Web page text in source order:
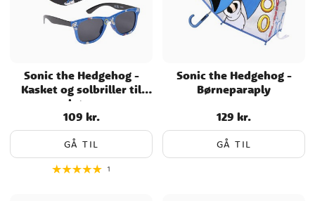
Sonic the Hedgehog -
Kasket og solbriller til
børn
Pris:109 kr.
109 kr.
GÅ TIL
1
Sonic the Hedgehog -
Børneparaply
Pris:129 kr.
129 kr.
GÅ TIL